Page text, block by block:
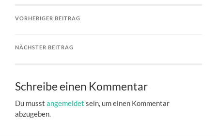
VORHERIGER BEITRAG
NÄCHSTER BEITRAG
Schreibe einen Kommentar
Du musstangemeldet sein, um einen Kommentar
abzugeben.